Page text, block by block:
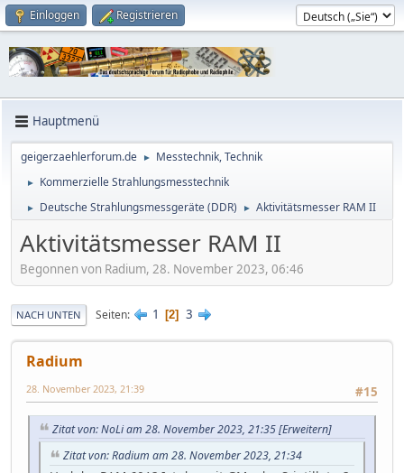
Einloggen Registrieren
Hauptmenü
geigerzaehlerforum.de ► Messtechnik, Technik
► Kommerzielle Strahlungsmesstechnik
► Deutsche Strahlungsmessgeräte (DDR) ► Aktivitätsmesser RAM II
Aktivitätsmesser RAM II
Begonnen von Radium, 28. November 2023, 06:46
NACH UNTEN Seiten 1 2 3
Radium
#15
28. November 2023, 21:39
Zitat von: NoLi am 28. November 2023, 21:35[Erweitern]
Zitat von: Radium am 28. November 2023, 21:34